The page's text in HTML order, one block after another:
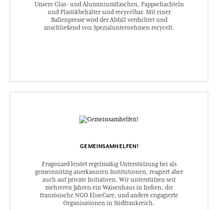
Unsere Glas- und Aluminiumflaschen, Pappschachteln
und Plastikbehälter sind recycelbar. Mit einer
Ballenpresse wird der Abfall verdichtet und
anschließend von Spezialunternehmen recycelt.
GEMEINSAMHELFEN!
Fragonard leistet regelmäßig Unterstützung bei als
gemeinnützig anerkannten Institutionen, reagiert aber
auch auf private Initiativen. Wir unterstützen seit
mehreren Jahren ein Waisenhaus in Indien, die
französische NGO EliseCare, und andere engagierte
Organisationen in Südfrankreich.